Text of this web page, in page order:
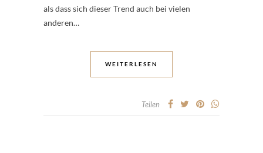
als dass sich dieser Trend auch bei vielen
anderen…
WEITERLESEN
Teilen